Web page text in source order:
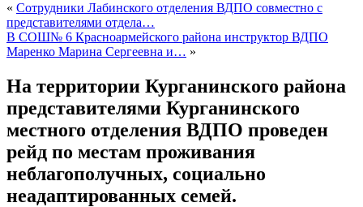
« Cотрудники Лабинского отделения ВДПО совместно с
представителями отдела…
В СОШ№ 6 Красноармейского района инструктор ВДПО
Маренко Марина Сергеевна и… »
На территории Курганинского района
представителями Курганинского
местного отделения ВДПО проведен
рейд по местам проживания
неблагополучных, социально
неадаптированных семей.